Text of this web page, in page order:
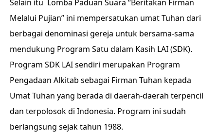
Selain itu Lomba Paduan Suara “Beritakan Firman
Melalui Pujian” ini mempersatukan umat Tuhan dari
berbagai denominasi gereja untuk bersama-sama
mendukung Program Satu dalam Kasih LAI (SDK).
Program SDK LAI sendiri merupakan Program
Pengadaan Alkitab sebagai Firman Tuhan kepada
Umat Tuhan yang berada di daerah-daerah terpencil
dan terpolosok di Indonesia. Program ini sudah
berlangsung sejak tahun 1988.